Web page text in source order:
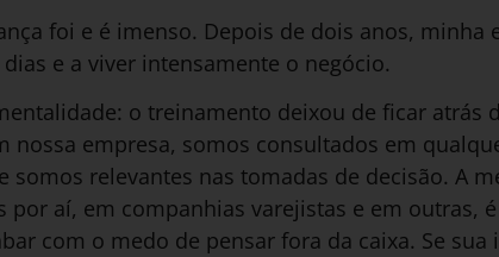
foi e é imenso. Depois de dois anos, minha
e a viver intensamente o negócio.
o treinamento deixou de ficar atrás
nossa empresa, somos consultados em
somos relevantes nas tomadas de decisão. A
aí, em companhias varejistas e em outras,
com o medo de pensar fora da caixa. Se sua